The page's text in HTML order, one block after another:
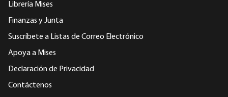
Librería Mises
Finanzas y Junta
Suscríbete a Listas de Correo Electrónico
Apoya a Mises
Declaración de Privacidad
Contáctenos